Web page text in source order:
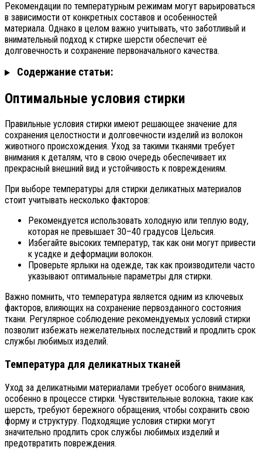
Рекомендации по температурным режимам могут варьироваться
в зависимости от конкретных составов и особенностей
материала. Однако в целом важно учитывать, что заботливый и
внимательный подход к стирке шерсти обеспечит её
долговечность и сохранение первоначального качества.
Содержание статьи:
Оптимальные условия стирки
Правильные условия стирки имеют решающее значение для
сохранения целостности и долговечности изделий из волокон
животного происхождения. Уход за такими тканями требует
внимания к деталям, что в свою очередь обеспечивает их
прекрасный внешний вид и устойчивость к повреждениям.
При выборе температуры для стирки деликатных материалов
стоит учитывать несколько факторов:
Рекомендуется использовать холодную или теплую воду,
которая не превышает 30–40 градусов Цельсия.
Избегайте высоких температур, так как они могут привести
к усадке и деформации волокон.
Проверьте ярлыки на одежде, так как производители часто
указывают оптимальные параметры для стирки.
Важно помнить, что температура является одним из ключевых
факторов, влияющих на сохранение первозданного состояния
ткани. Регулярное соблюдение рекомендуемых условий стирки
позволит избежать нежелательных последствий и продлить срок
службы любимых изделий.
Температура для деликатных тканей
Уход за деликатными материалами требует особого внимания,
особенно в процессе стирки. Чувствительные волокна, такие как
шерсть, требуют бережного обращения, чтобы сохранить свою
форму и структуру. Подходящие условия стирки могут
значительно продлить срок службы любимых изделий и
предотвратить повреждения.